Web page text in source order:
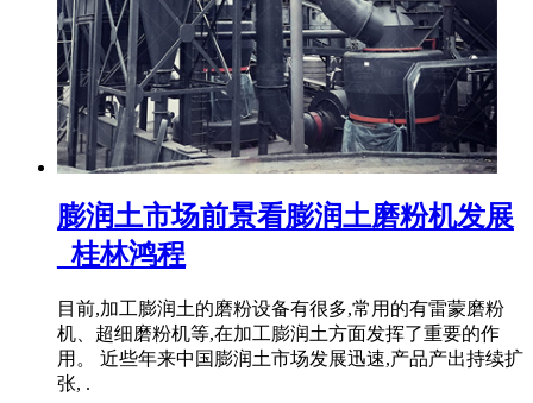
膨润土市场前景看膨润土磨粉机发展
_桂林鸿程
目前,加工膨润土的磨粉设备有很多,常用的有雷蒙磨粉
机、超细磨粉机等,在加工膨润土方面发挥了重要的作
用。 近些年来中国膨润土市场发展迅速,产品产出持续扩
张, .